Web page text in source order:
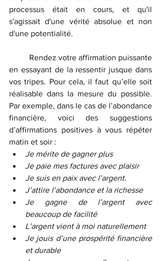
processus était en cours, et qu'il
s'agissait d'une vérité absolue et non
d'une potentialité.
en essayant de la ressentir jusque dans
vos tripes. Pour cela, il faut qu’elle soit
réalisable dans la mesure du possible.
Par exemple, dans le cas de l’abondance
financière, voici des suggestions
d’affirmations positives à vous répéter
matin et soir :
Je mérite de gagner plus
Je paie mes factures avec plaisir
Je suis en paix avec l’argent.
J’attire l’abondance et la richesse
Je gagne de l’argent avec
beaucoup de facilité
L’argent vient à moi naturellement
Je jouis d’une prospérité financière
et durable